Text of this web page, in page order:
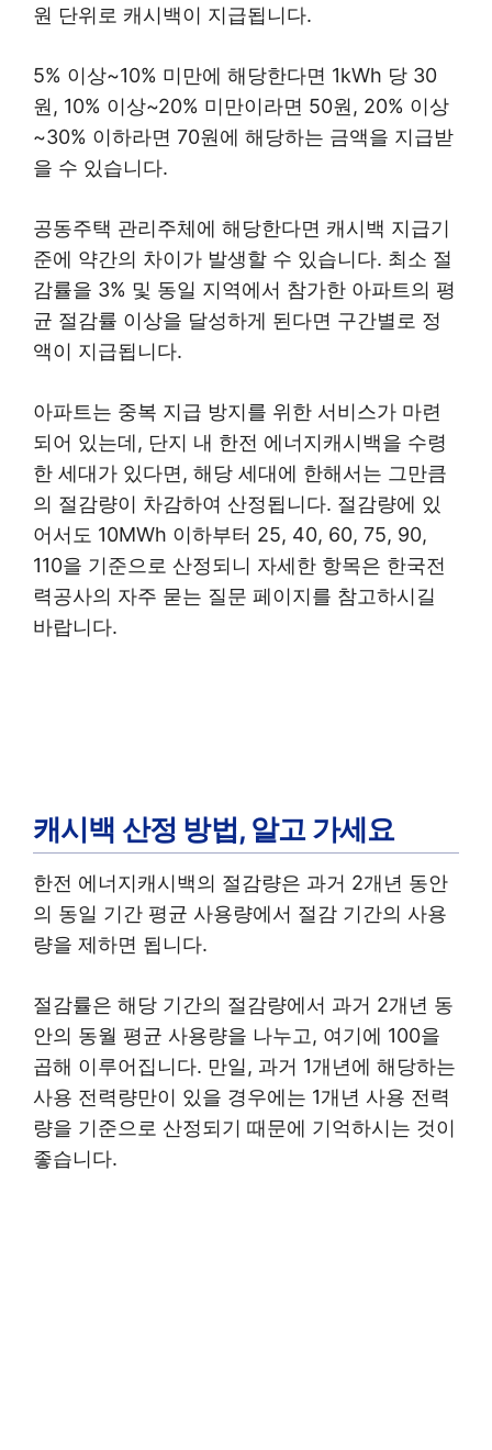
원 단위로 캐시백이 지급됩니다.
5% 이상~10% 미만에 해당한다면 1kWh 당 30
원, 10% 이상~20% 미만이라면 50원, 20% 이상
~30% 이하라면 70원에 해당하는 금액을 지급받
을 수 있습니다.
공동주택 관리주체에 해당한다면 캐시백 지급기
준에 약간의 차이가 발생할 수 있습니다. 최소 절
감률을 3% 및 동일 지역에서 참가한 아파트의 평
균 절감률 이상을 달성하게 된다면 구간별로 정
액이 지급됩니다.
아파트는 중복 지급 방지를 위한 서비스가 마련
되어 있는데, 단지 내 한전 에너지캐시백을 수령
한 세대가 있다면, 해당 세대에 한해서는 그만큼
의 절감량이 차감하여 산정됩니다. 절감량에 있
어서도 10MWh 이하부터 25, 40, 60, 75, 90,
110을 기준으로 산정되니 자세한 항목은 한국전
력공사의 자주 묻는 질문 페이지를 참고하시길
바랍니다.
캐시백 산정 방법, 알고 가세요
한전 에너지캐시백의 절감량은 과거 2개년 동안
의 동일 기간 평균 사용량에서 절감 기간의 사용
량을 제하면 됩니다.
절감률은 해당 기간의 절감량에서 과거 2개년 동
안의 동월 평균 사용량을 나누고, 여기에 100을
곱해 이루어집니다. 만일, 과거 1개년에 해당하는
사용 전력량만이 있을 경우에는 1개년 사용 전력
량을 기준으로 산정되기 때문에 기억하시는 것이
좋습니다.